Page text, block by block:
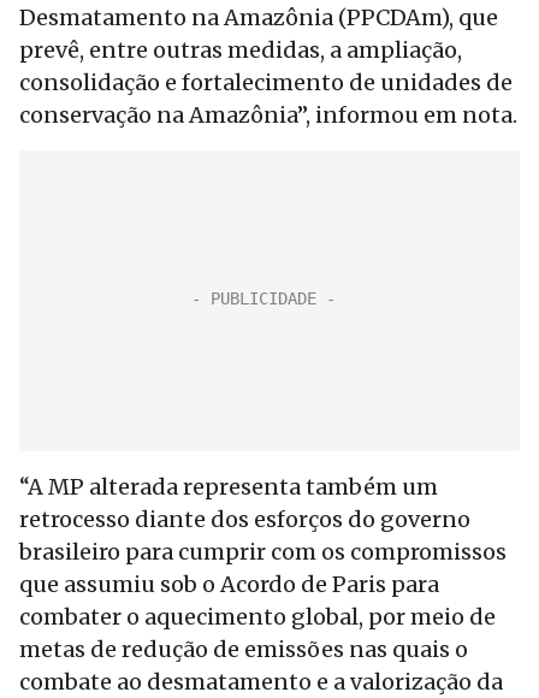
Desmatamento na Amazônia (PPCDAm), que
prevê, entre outras medidas, a ampliação,
consolidação e fortalecimento de unidades de
conservação na Amazônia”, informou em nota.
“A MP alterada representa também um
retrocesso diante dos esforços do governo
brasileiro para cumprir com os compromissos
que assumiu sob o Acordo de Paris para
combater o aquecimento global, por meio de
metas de redução de emissões nas quais o
combate ao desmatamento e a valorização da